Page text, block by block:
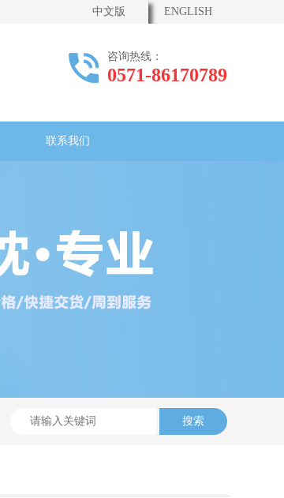
ENGLISH
中文版
咨询热线：
0571-86170789
联系我们